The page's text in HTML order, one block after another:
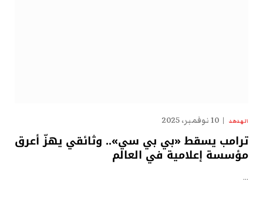
الهدهد 10 نوفمبر، 2025
ترامب يسقط «بي بي سي».. وثائقي يهزّ أعرق
مؤسسة إعلامية في العالم
…